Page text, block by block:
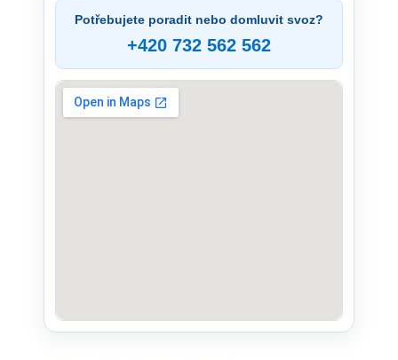
Potřebujete poradit nebo domluvit svoz?
+420 732 562 562